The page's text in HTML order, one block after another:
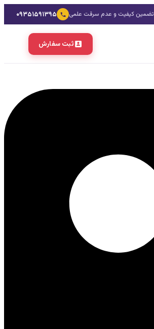
تضمین کیفیت و عدم سرقت علمی ۰۹۳۵۱۵۹۱۳۹۵
ثبت سفارش